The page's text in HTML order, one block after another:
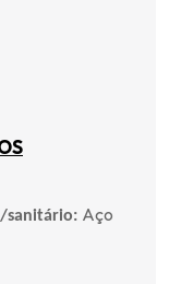
sanitário: Aço